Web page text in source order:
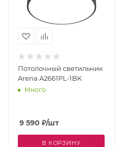
Потолочный светильник
Arena A2661PL-1BK
Много
9 590 ₽/шт
В КОРЗИНУ